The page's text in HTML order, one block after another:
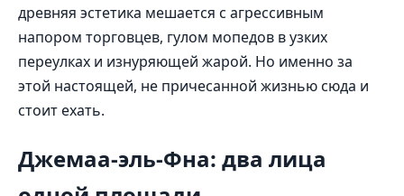
древняя эстетика мешается с агрессивным
напором торговцев, гулом мопедов в узких
переулках и изнуряющей жарой. Но именно за
этой настоящей, не причесанной жизнью сюда и
стоит ехать.
Джемаа-эль-Фна: два лица